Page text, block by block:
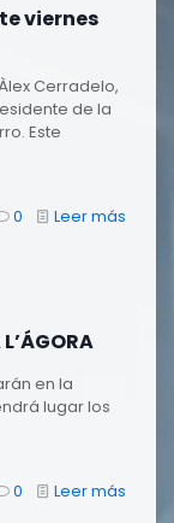
viernes
Cerradelo,
de la
Este
0 Leer más
en la
lugar los
0 Leer más